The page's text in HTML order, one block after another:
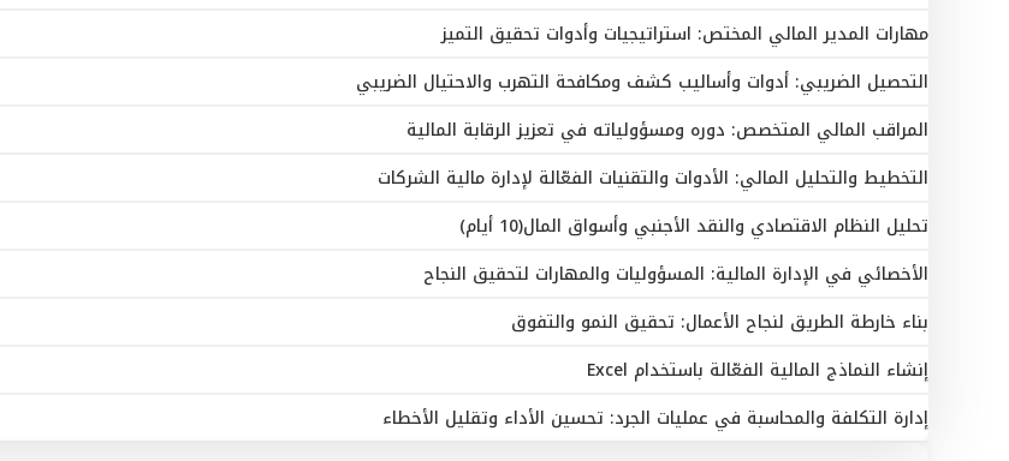
مهارات المدير المالي المختص: استراتيجيات وأدوات تحقيق التميز
التحصيل الضريبي: أدوات وأساليب كشف ومكافحة التهرب والاحتيال الضريبي
المراقب المالي المتخصص: دوره ومسؤولياته في تعزيز الرقابة المالية
التخطيط والتحليل المالي: الأدوات والتقنيات الفعّالة لإدارة مالية الشركات
تحليل النظام الاقتصادي والنقد الأجنبي وأسواق المال(10 أيام)
الأخصائي في الإدارة المالية: المسؤوليات والمهارات لتحقيق النجاح
بناء خارطة الطريق لنجاح الأعمال: تحقيق النمو والتفوق
إنشاء النماذج المالية الفعّالة باستخدام Excel
إدارة التكلفة والمحاسبة في عمليات الجرد: تحسين الأداء وتقليل الأخطاء